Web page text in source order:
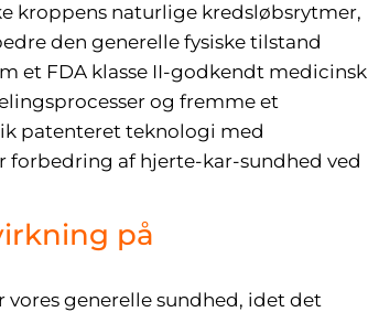
kroppens naturlige kredsløbsrytmer,
den generelle fysiske tilstand
et FDA klasse II-godkendt medicinsk
og fremme et
patenteret teknologi med
forbedring af hjerte-kar-sundhed ved
på
generelle sundhed, idet det